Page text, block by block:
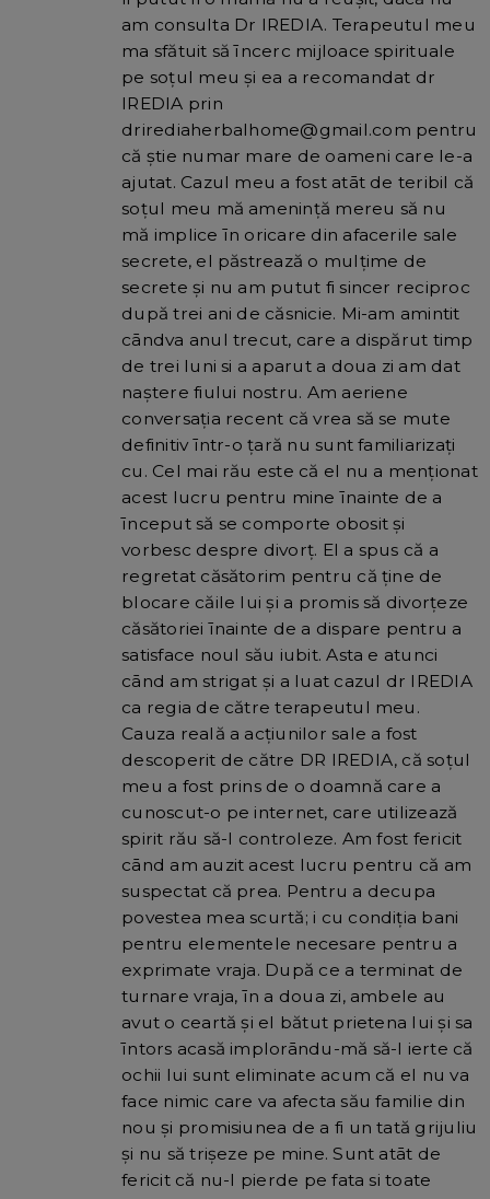
am consulta Dr IREDIA. Terapeutul meu
ma sfătuit să īncerc mijloace spirituale
pe soțul meu și ea a recomandat dr
IREDIA prin
drirediaherbalhome@gmail.com pentru
că știe numar mare de oameni care le-a
ajutat. Cazul meu a fost atāt de teribil că
soțul meu mă amenință mereu să nu
mă implice īn oricare din afacerile sale
secrete, el păstrează o mulțime de
secrete și nu am putut fi sincer reciproc
după trei ani de căsnicie. Mi-am amintit
cāndva anul trecut, care a dispărut timp
de trei luni si a aparut a doua zi am dat
naștere fiului nostru. Am aeriene
conversația recent că vrea să se mute
definitiv īntr-o țară nu sunt familiarizați
cu. Cel mai rău este că el nu a menționat
acest lucru pentru mine īnainte de a
īnceput să se comporte obosit și
vorbesc despre divorț. El a spus că a
regretat căsătorim pentru că ține de
blocare căile lui și a promis să divorțeze
căsătoriei īnainte de a dispare pentru a
satisface noul său iubit. Asta e atunci
cānd am strigat și a luat cazul dr IREDIA
ca regia de către terapeutul meu.
Cauza reală a acțiunilor sale a fost
descoperit de către DR IREDIA, că soțul
meu a fost prins de o doamnă care a
cunoscut-o pe internet, care utilizează
spirit rău să-l controleze. Am fost fericit
cānd am auzit acest lucru pentru că am
suspectat că prea. Pentru a decupa
povestea mea scurtă; i cu condiția bani
pentru elementele necesare pentru a
exprimate vraja. După ce a terminat de
turnare vraja, īn a doua zi, ambele au
avut o ceartă și el bătut prietena lui și sa
īntors acasă implorāndu-mă să-l ierte că
ochii lui sunt eliminate acum că el nu va
face nimic care va afecta său familie din
nou și promisiunea de a fi un tată grijuliu
și nu să trișeze pe mine. Sunt atāt de
fericit că nu-l pierde pe fata si toate